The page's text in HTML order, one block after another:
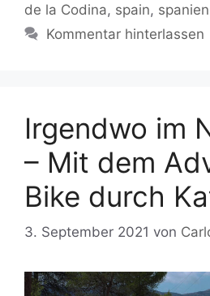
de la Codina, spain, spanien
Kommentar hinterlassen
Irgendwo im
– Mit dem
Bike durch
3. September 2021 von